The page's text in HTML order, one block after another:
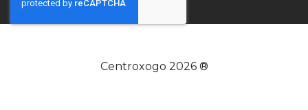
Centroxogo 2026 ®